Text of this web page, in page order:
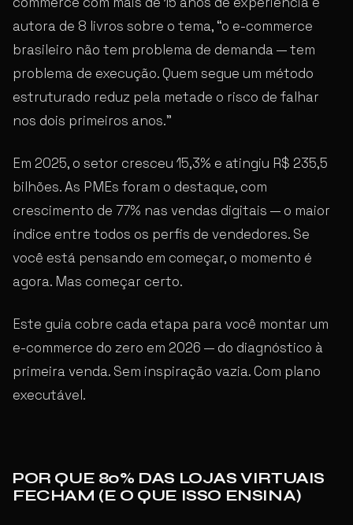
autora de 8 livros sobre o tema, “o e-commerce
brasileiro não tem problema de demanda — tem
problema de execução. Quem segue um método
estruturado reduz pela metade o risco de falhar
nos dois primeiros anos.”
Em 2025, o setor cresceu 15,3% e atingiu R$ 235,5
bilhões. As PMEs foram o destaque, com
crescimento de 77% nas vendas digitais — o maior
índice entre todos os perfis de vendedores. Se
você está pensando em começar, o momento é
agora. Mas começar certo.
Este guia cobre cada etapa para você montar um
e-commerce do zero em 2026 — do diagnóstico à
primeira venda. Sem inspiração vazia. Com plano
executável.
POR QUE 80% DAS LOJAS VIRTUAIS
FECHAM (E O QUE ISSO ENSINA)